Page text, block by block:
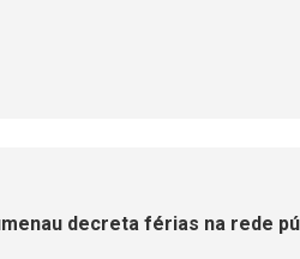
decreta férias na rede